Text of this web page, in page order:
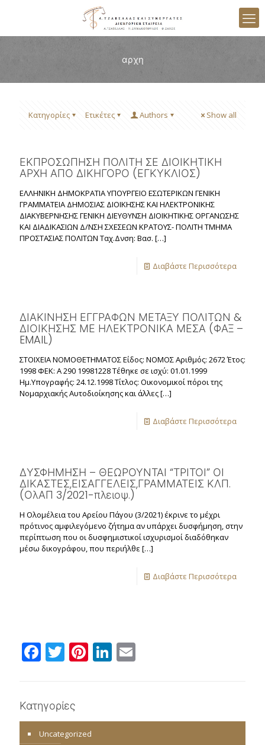
αρχη
Κατηγορίες Ετικέτες Authors Show all
ΕΚΠΡΟΣΩΠΗΣΗ ΠΟΛΙΤΗ ΣΕ ΔΙΟΙΚΗΤΙΚΗ
ΑΡΧΗ ΑΠΟ ΔΙΚΗΓΟΡΟ (ΕΓΚΥΚΛΙΟΣ)
ΕΛΛΗΝΙΚΗ ΔΗΜΟΚΡΑΤΙΑ ΥΠΟΥΡΓΕΙΟ ΕΣΩΤΕΡΙΚΩΝ ΓΕΝΙΚΗ
ΓΡΑΜΜΑΤΕΙΑ ΔΗΜΟΣΙΑΣ ΔΙΟΙΚΗΣΗΣ ΚΑΙ ΗΛΕΚΤΡΟΝΙΚΗΣ
ΔΙΑΚΥΒΕΡΝΗΣΗΣ ΓΕΝΙΚΗ ΔΙΕΥΘΥΝΣΗ ΔΙΟΙΚΗΤΙΚΗΣ ΟΡΓΑΝΩΣΗΣ
ΚΑΙ ΔΙΑΔΙΚΑΣΙΩΝ Δ/ΝΣΗ ΣΧΕΣΕΩΝ ΚΡΑΤΟΥΣ- ΠΟΛΙΤΗ ΤΜΗΜΑ
ΠΡΟΣΤΑΣΙΑΣ ΠΟΛΙΤΩΝ Ταχ.Δνση: Βασ. […]
Διαβάστε Περισσότερα
ΔΙΑΚΙΝΗΣΗ ΕΓΓΡΑΦΩΝ ΜΕΤΑΞΥ ΠΟΛΙΤΩΝ &
ΔΙΟΙΚΗΣΗΣ ΜΕ ΗΛΕΚΤΡΟΝΙΚΑ ΜΕΣΑ (ΦΑΞ –
EMAIL)
ΣΤΟΙΧΕΙΑ ΝΟΜΟΘΕΤΗΜΑΤΟΣ Είδος: ΝΟΜΟΣ Αριθμός: 2672 Έτος:
1998 ΦΕΚ: Α 290 19981228 Τέθηκε σε ισχύ: 01.01.1999
Ημ.Υπογραφής: 24.12.1998 Τίτλος: Οικονομικοί πόροι της
Νομαρχιακής Αυτοδιοίκησης και άλλες[…]
Διαβάστε Περισσότερα
ΔΥΣΦΗΜΗΣΗ – ΘΕΩΡΟΥΝΤΑΙ “ΤΡΙΤΟΙ” ΟΙ
ΔΙΚΑΣΤΕΣ,ΕΙΣΑΓΓΕΛΕΙΣ,ΓΡΑΜΜΑΤΕΙΣ ΚΛΠ.
(ΟλΑΠ 3/2021-πλειοψ.)
Η Ολομέλεια του Αρείου Πάγου (3/2021) έκρινε το μέχρι
πρότινος αμφιλεγόμενο ζήτημα αν υπάρχει δυσφήμηση, στην
περίπτωση που οι δυσφημιστικοί ισχυρισμοί διαδόθηκαν
μέσω δικογράφου, που περιήλθε […]
Διαβάστε Περισσότερα
Facebook
Twitter
Pinterest
LinkedIn
Κατηγορίες
Uncategorized